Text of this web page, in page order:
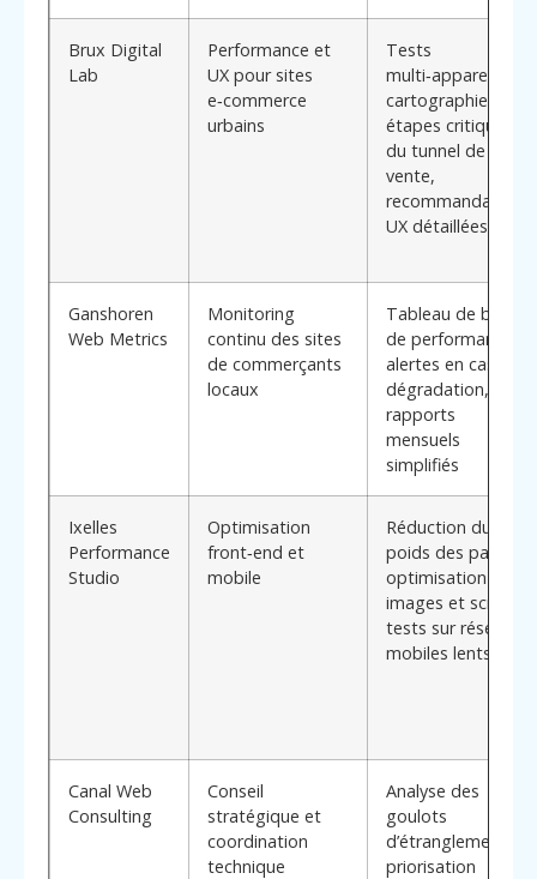
Brux Digital
Lab
Performance et
UX pour sites
e‑commerce
urbains
Tests
multi‑appareils,
cartographie des
étapes critiques
du tunnel de
vente,
recommandations
UX détaillées
Ganshoren
Web Metrics
Monitoring
continu des sites
de commerçants
locaux
Tableau de bord
de performance,
alertes en cas de
dégradation,
rapports
mensuels
simplifiés
Ixelles
Performance
Studio
Optimisation
front‑end et
mobile
Réduction du
poids des pages,
optimisation des
images et scripts,
tests sur réseaux
mobiles lents
Canal Web
Consulting
Conseil
stratégique et
coordination
technique
Analyse des
goulots
d’étranglement,
priorisation